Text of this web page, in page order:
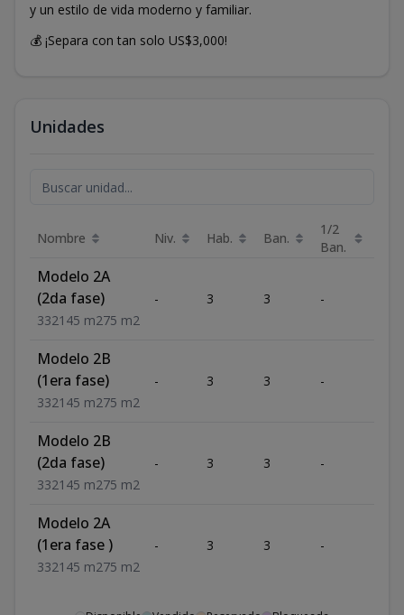
y un estilo de vida moderno y familiar.
💰 ¡Separa con tan solo US$3,000!
Unidades
Nombre Niv. Hab. Ban.
1/2
Ban.
Modelo 2A
(2da fase)
332145 m275 m2
- 3 3 -
Modelo 2B
(1era fase)
332145 m275 m2
- 3 3 -
Modelo 2B
(2da fase)
332145 m275 m2
- 3 3 -
Modelo 2A
(1era fase )
332145 m275 m2
- 3 3 -